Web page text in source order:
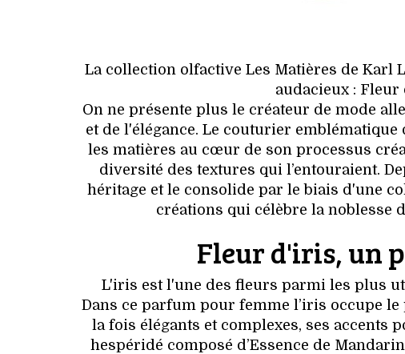
La collection olfactive Les Matières de Karl
audacieux : Fleur
On ne présente plus le créateur de mode
et de l'élégance. Le couturier
les matières au cœur de son processus
diversité des textures qui l’entouraient.
héritage et le consolide par le biais d'une
créations qui célèbre la noblesse
Fleur d'iris, un
L'iris est l'une des fleurs parmi les plus
Dans ce parfum pour femme l’iris occupe
la fois élégants et complexes, ses accents
hespéridé composé d’Essence de